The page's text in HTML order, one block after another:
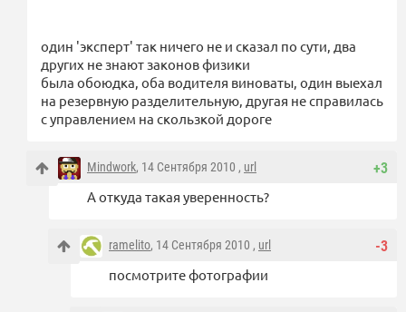
один 'эксперт' так ничего не и сказал по сути, два
других не знают законов физики
была обоюдка, оба водителя виноваты, один выехал
на резервную разделительную, другая не справилась
с управлением на скользкой дороге
+3
Mindwork, 14 Сентября 2010 , url
А откуда такая уверенность?
-3
ramelito, 14 Сентября 2010 , url
посмотрите фотографии